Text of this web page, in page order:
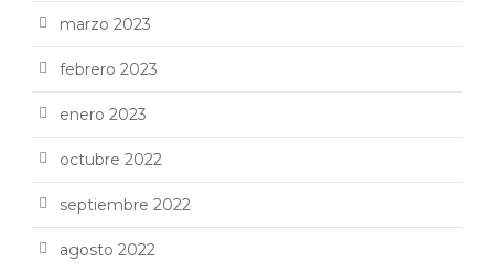
marzo 2023
febrero 2023
enero 2023
octubre 2022
septiembre 2022
agosto 2022